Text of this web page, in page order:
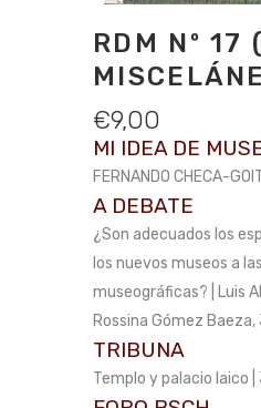
RDM Nº 17
€9,00
MI IDEA DE
FERNANDO CHECA-
A DEBATE
¿Son adecuados los
los nuevos museos a
museográficas? | Luis
Rossina Gómez
TRIBUNA
Templo y palacio laico